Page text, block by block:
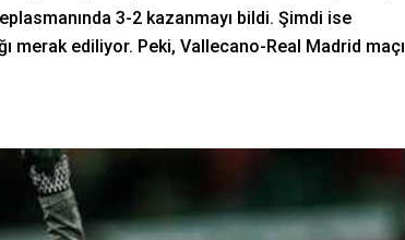
3-2 kazanmayı bildi. Şimdi ise
merak ediliyor. Peki, Vallecano-Real Madrid maçı